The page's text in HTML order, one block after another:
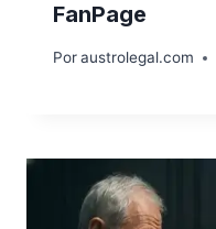
FanPage
Poraustrolegal.com